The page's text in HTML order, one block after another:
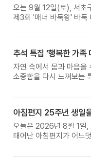
오는 9월 12일(토), 서초
제3회 '매너 바둑왕' 바둑
추석 특집 '행복한 가족
자연 속에서 몸과 마음을
소중함을 다시 느껴보는
아침편지 25주년 생일
오늘은 2026년 8월 1일,
태어난 아침편지가 어느